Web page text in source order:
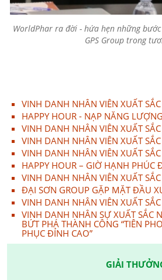
WorldPhar ra đời - hứa hẹn những
GPS Group trong
VINH DANH NHÂN VIÊN XUẤT
HAPPY HOUR - NẠP NĂNG
VINH DANH NHÂN VIÊN XUẤT
VINH DANH NHÂN VIÊN XUẤT
VINH DANH NHÂN VIÊN XUẤT
HAPPY HOUR – GIỜ HẠNH PHÚC
VINH DANH NHÂN VIÊN XUẤT
ĐẠI SƠN GROUP GẶP MẶT ĐẦU
VINH DANH NHÂN VIÊN XUẤT
VINH DANH NHÂN SỰ XUẤT SẮC
BỨT PHÁ THÀNH CÔNG “TIÊN
PHỤC ĐỈNH CAO”
GIẢI